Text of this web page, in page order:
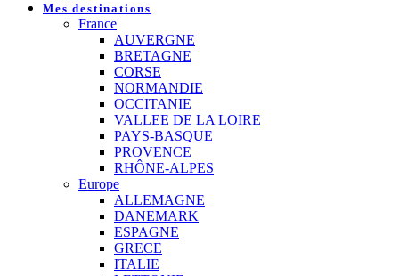
Mes destinations
France
AUVERGNE
BRETAGNE
CORSE
NORMANDIE
OCCITANIE
VALLEE DE LA LOIRE
PAYS-BASQUE
PROVENCE
RHÔNE-ALPES
Europe
ALLEMAGNE
DANEMARK
ESPAGNE
GRECE
ITALIE